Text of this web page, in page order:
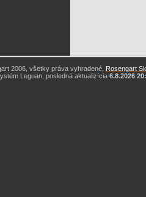
2006, všetky práva vyhradené, Rosengart
Leguan, posledná aktualizícia 6.8.2026